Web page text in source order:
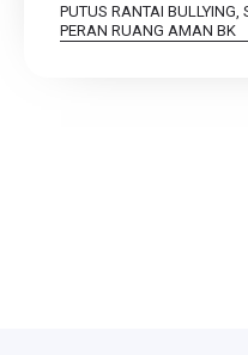
PUTUS RANTAI
PERAN RUANG AMAN BK